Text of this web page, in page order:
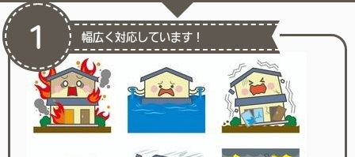
幅広く対応しています！
1